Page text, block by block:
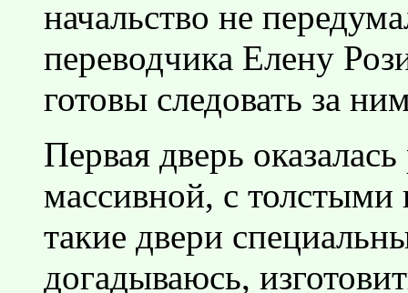
начальство не
переводчика Елену
готовы следовать за
Первая дверь
массивной, с
такие двери
догадываюсь,